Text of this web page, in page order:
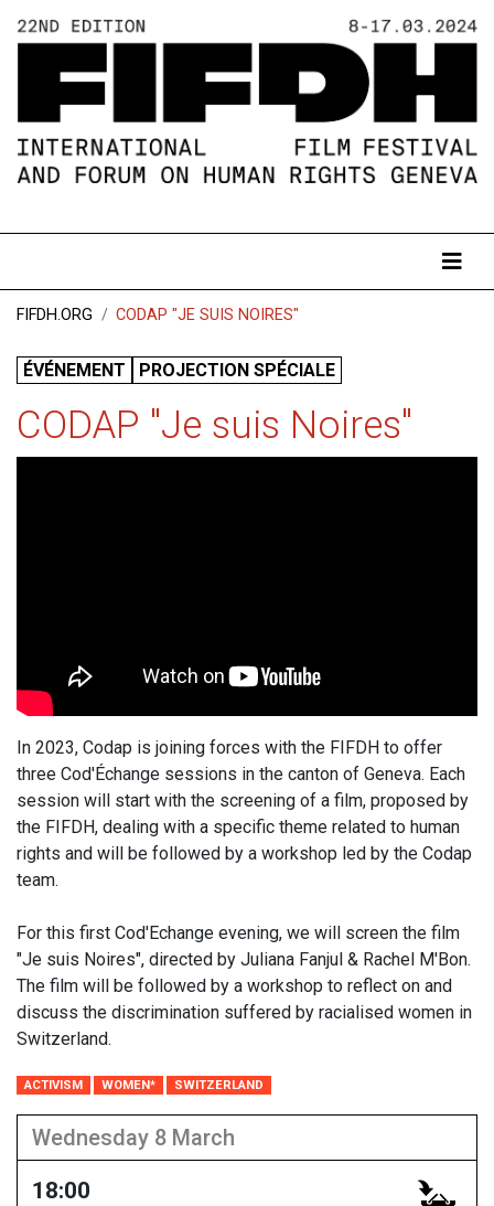
FIFDH.ORG CODAP "JE SUIS NOIRES"
ÉVÉNEMENT PROJECTION SPÉCIALE
CODAP "Je suis Noires"
In 2023, Codap is joining forces with the FIFDH to offer
three Cod'Échange sessions in the canton of Geneva. Each
session will start with the screening of a film, proposed by
the FIFDH, dealing with a specific theme related to human
rights and will be followed by a workshop led by the Codap
team.
For this first Cod'Echange evening, we will screen the film
"Je suis Noires", directed by Juliana Fanjul & Rachel M'Bon.
The film will be followed by a workshop to reflect on and
discuss the discrimination suffered by racialised women in
Switzerland.
ACTIVISM WOMEN* SWITZERLAND
Wednesday 8 March
18:00